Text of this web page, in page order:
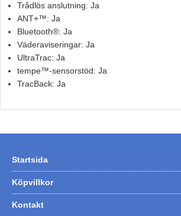
Trådlös anslutning: Ja
ANT+™: Ja
Bluetooth®: Ja
Väderaviseringar: Ja
UltraTrac: Ja
tempe™-sensorstöd: Ja
TracBack: Ja
Startsida
Köpvillkor
Kontakt